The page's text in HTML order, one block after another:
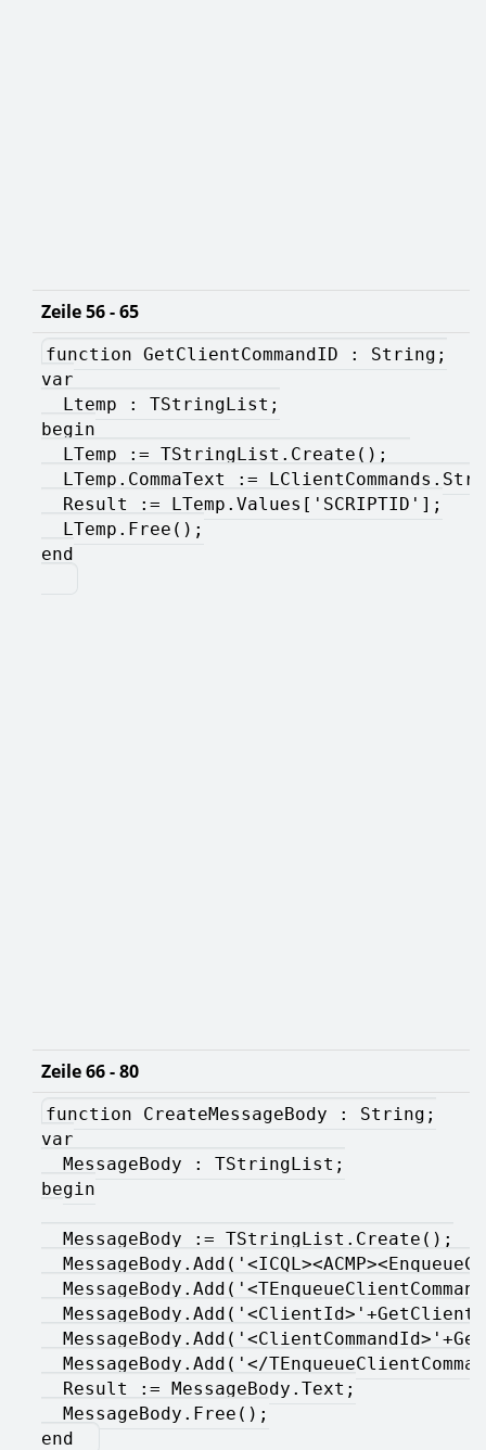
Zeile 56 - 65
function GetClientCommandID : String;
var
Ltemp : TStringList;
begin
LTemp := TStringList.Create();
LTemp.CommaText :=
Result := LTemp.Values['SCRIPTID'];
LTemp.Free();
end
Zeile 66 - 80
function CreateMessageBody : String;
var
MessageBody : TStringList;
begin
MessageBody := TStringList.Create();
MessageBody.Add('</
Result := MessageBody.Text;
MessageBody.Free();
end